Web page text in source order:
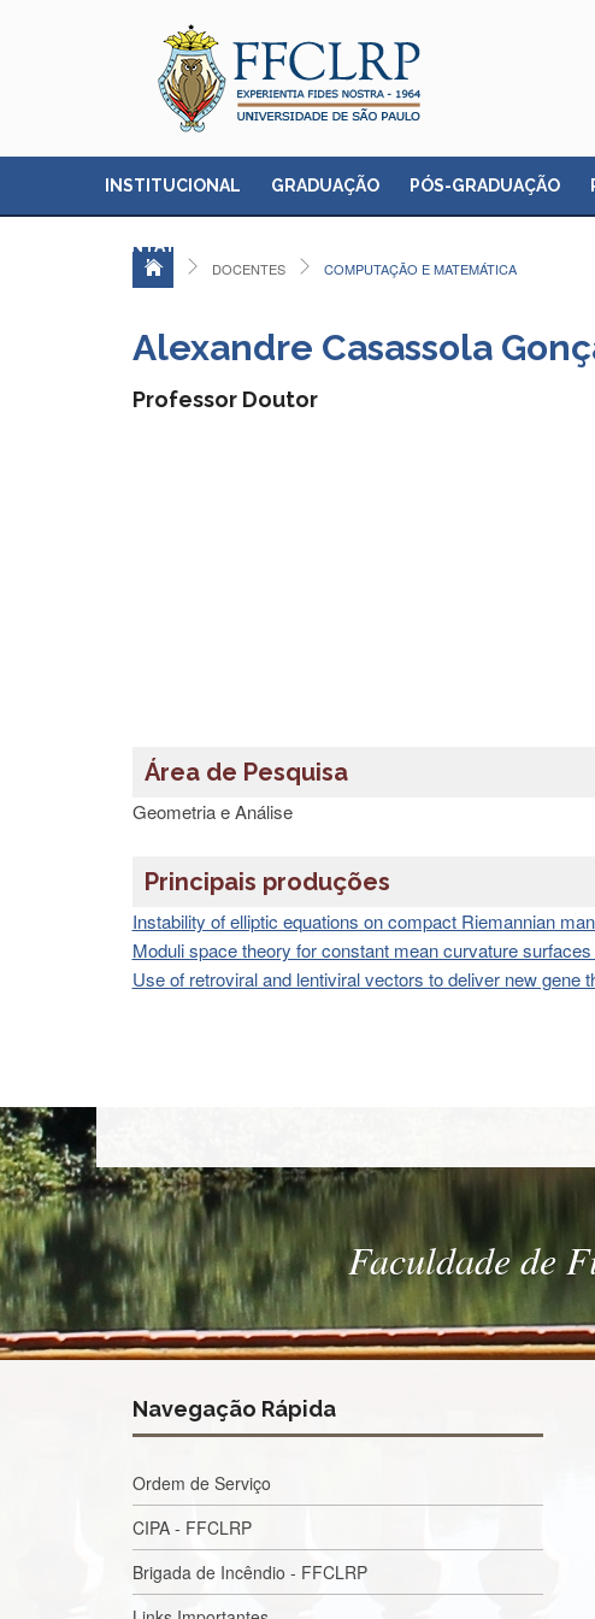
INSTITUCIONAL GRADUAÇÃO PÓS-GRADUAÇÃO
CONTATO
DOCENTES
COMPUTAÇÃO E MATEMÁTICA
Alexandre Casassola
Professor Doutor
Área de Pesquisa
Geometria e Análise
Principais produções
Instability of elliptic equations on compact Riemannian
Moduli space theory for constant mean curvature
Use of retroviral and lentiviral vectors to deliver new gene
Faculdade de
Navegação Rápida
Ordem de Serviço
CIPA - FFCLRP
Brigada de Incêndio - FFCLRP